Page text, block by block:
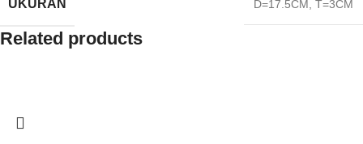
UKURAN D=17.5CM, T=3CM
Related products